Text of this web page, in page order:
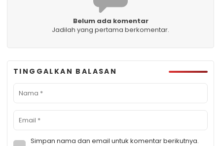
Belum ada komentar
Jadilah yang pertama berkomentar.
TINGGALKAN BALASAN
Simpan nama dan email untuk komentar berikutnya.